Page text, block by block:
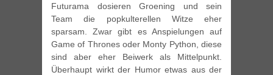
Futurama dosieren Groening und sein
Team die popkulterellen Witze eher
sparsam. Zwar gibt es Anspielungen auf
Game of Thrones oder Monty Python, diese
sind aber eher Beiwerk als Mittelpunkt.
Überhaupt wirkt der Humor etwas aus der